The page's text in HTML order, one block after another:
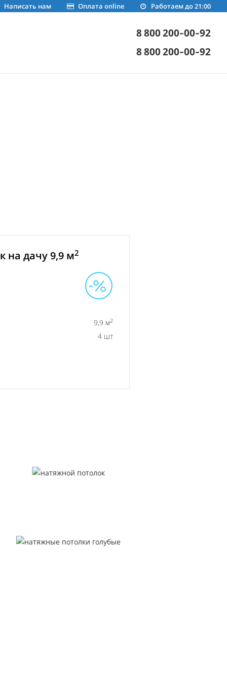
Работаем до 21:00
Оплата online
Написать нам
8 800 200-00-92
8 800 200-00-92
на дачу 9,9 м2
9,9 м2
4 шт